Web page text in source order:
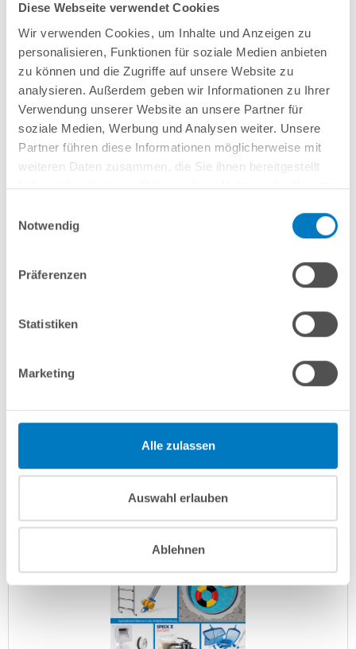
Diese Webseite verwendet Cookies
Wir verwenden Cookies, um Inhalte und Anzeigen zu
personalisieren, Funktionen für soziale Medien anbieten
zu können und die Zugriffe auf unsere Website zu
analysieren. Außerdem geben wir Informationen zu Ihrer
Verwendung unserer Website an unsere Partner für
soziale Medien, Werbung und Analysen weiter. Unsere
Partner führen diese Informationen möglicherweise mit
weiteren Daten zusammen, die Sie ihnen bereitgestellt
Notwendig
Präferenzen
Statistiken
Marketing
Alle zulassen
Auswahl erlauben
Ablehnen
Versandkostenfreie Lieferung!
Lieferung in ca. 3-6 Arbeitstagen
In den Warenkorb
Stahlwand-Rundpool POOLSANA HQ mit Alu-Handlauf
Kurzbeschreibung
2.749,00 € *
Artikel-Nr.:102922
Versandkostenfreie Lieferung!
Lieferung in ca. 3-6 Arbeitstagen
In den Warenkorb